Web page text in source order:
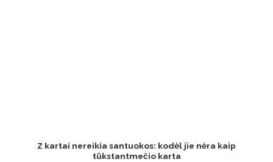
Z kartai nereikia santuokos: kodėl jie nėra kaip
tūkstantmečio karta